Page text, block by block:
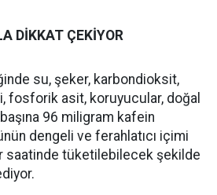
DİKKAT ÇEKİYOR
su, şeker, karbondioksit,
fosforik asit, koruyucular, doğal
96 miligram kafein
dengeli ve ferahlatıcı içimi
saatinde tüketilebilecek şekilde